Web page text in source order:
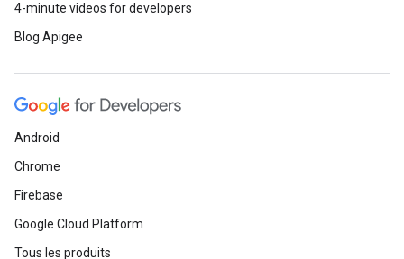
4-minute videos for developers
Blog Apigee
Android
Chrome
Firebase
Google Cloud Platform
Tous les produits